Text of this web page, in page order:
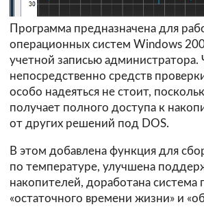
Программа предназначена для
операционных систем Windows
учетной записью администратора.
непосредственно средств
особо надеяться не стоит,
получает полного доступа к
от других решений под DOS.
В этом добавлена функция для
по температуре, улучшена
накопителей, доработана система
«остаточного времени жизни» и